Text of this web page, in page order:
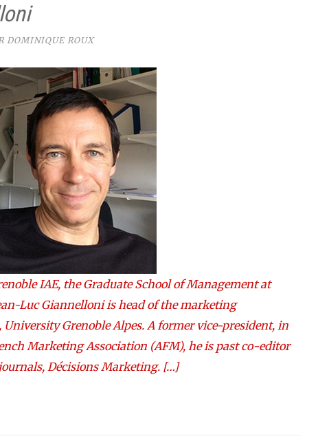
DOMINIQUE ROUX
IAE, the Graduate School of Management at
Luc Giannelloni is head of the marketing
University Grenoble Alpes. A former vice-president, in
Marketing Association (AFM), he is past co-editor
Décisions Marketing. […]